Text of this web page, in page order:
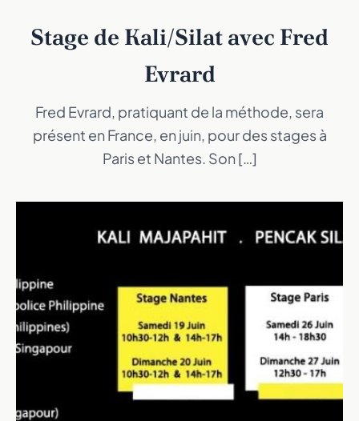
Stage de Kali/Silat avec Fred
Evrard
Fred Evrard, pratiquant de la méthode, sera
présent en France, en juin, pour des stages à
Paris et Nantes. Son […]